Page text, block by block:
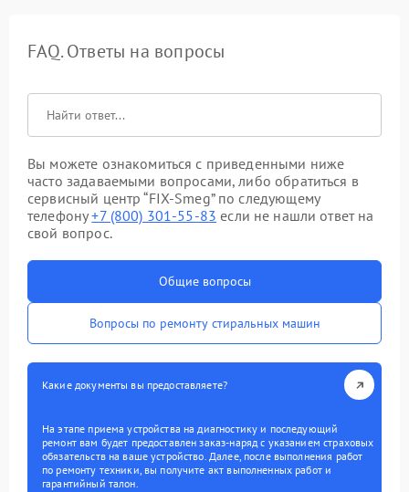
FAQ. Ответы на вопросы
Вы можете ознакомиться с приведенными ниже
часто задаваемыми вопросами, либо обратиться в
сервисный центр “FIX-Smeg” по следующему
телефону+7 (800) 301-55-83 если не нашли ответ на
свой вопрос.
Общие вопросы
Вопросы по ремонту стиральных машин
Какие документы вы предоставляете?
На этапе приема устройства на диагностику и последующий
ремонт вам будет предоставлен заказ-наряд с указанием страховых
обязательств на ваше устройство. Далее, после выполнения работ
по ремонту техники, вы получите акт выполненных работ и
гарантийный талон.